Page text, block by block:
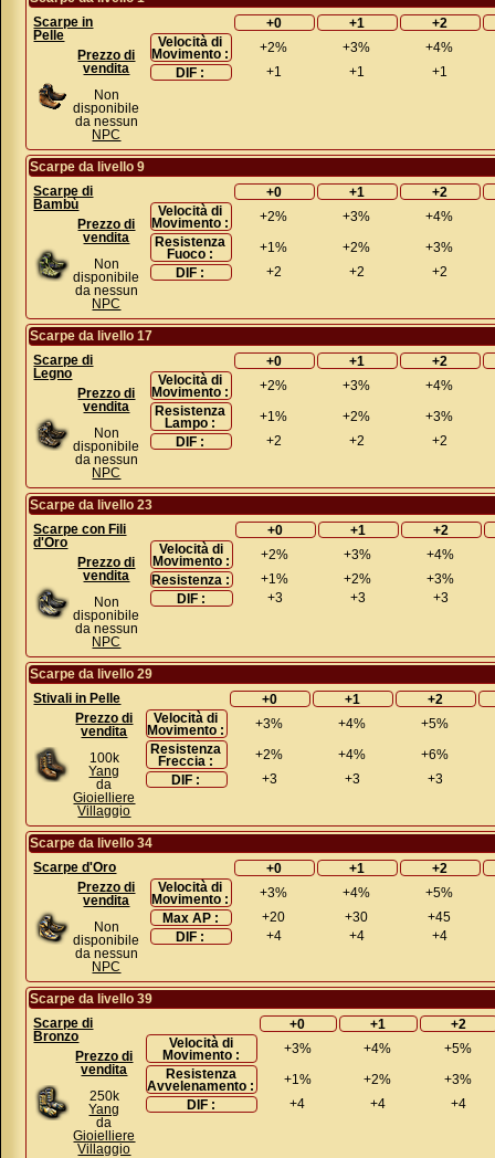
Scarpe in
Pelle
Prezzo di
vendita
Non
disponibile
da nessun
NPC
+0 +1
+2
Velocità di
Movimento :
+2% +3% +4%
DIF : +1 +1 +1
Scarpe da livello 9
Scarpe di
Bambù
Prezzo di
vendita
Non
disponibile
da nessun
NPC
+0 +1
+2
Velocità di
Movimento :
+2% +3% +4%
Resistenza
Fuoco :
+1% +2% +3%
DIF : +2 +2 +2
Scarpe da livello 17
Scarpe di
Legno
Prezzo di
vendita
Non
disponibile
da nessun
NPC
+0 +1
+2
Velocità di
Movimento :
+2% +3% +4%
Resistenza
Lampo :
+1% +2% +3%
DIF : +2 +2 +2
Scarpe da livello 23
Scarpe con Fili
d'Oro
Prezzo di
vendita
Non
disponibile
da nessun
NPC
+0 +1
+2
Velocità di
Movimento :
+2% +3% +4%
Resistenza : +1% +2% +3%
DIF : +3 +3 +3
Scarpe da livello 29
Stivali in Pelle
Prezzo di
vendita
100k
Yang
da
Gioielliere
Villaggio
+0 +1
+2
Velocità di
Movimento :
+3% +4% +5%
Resistenza
Freccia :
+2% +4% +6%
DIF : +3 +3 +3
Scarpe da livello 34
Scarpe d'Oro
Prezzo di
vendita
Non
disponibile
da nessun
NPC
+0 +1
+2
Velocità di
Movimento :
+3% +4% +5%
Max AP : +20 +30 +45
DIF : +4 +4 +4
Scarpe da livello 39
Scarpe di
Bronzo
Prezzo di
vendita
250k
Yang
da
Gioielliere
Villaggio
+0 +1
+2
Velocità di
Movimento :
+3% +4% +5%
Resistenza
Avvelenamento :
+1% +2% +3%
DIF : +4 +4 +4